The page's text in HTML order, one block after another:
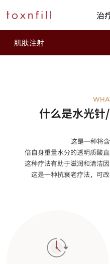
治
什么是水光
这是一种将
倍自身重量水分的透明质酸
这种疗法有助于滋润和清洁
这是一种抗衰老疗法，可